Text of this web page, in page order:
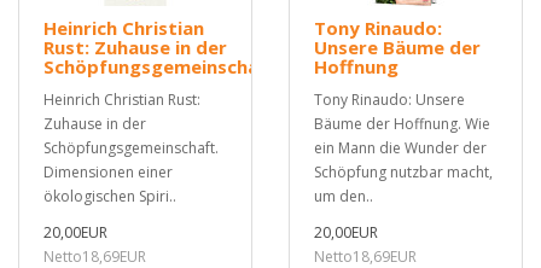
Heinrich Christian
Rust: Zuhause in der
Schöpfungsgemeinschaft
Heinrich Christian Rust:
Zuhause in der
Schöpfungsgemeinschaft.
Dimensionen einer
ökologischen Spiri..
20,00EUR
Netto18,69EUR
Tony Rinaudo:
Unsere Bäume der
Hoffnung
Tony Rinaudo: Unsere
Bäume der Hoffnung. Wie
ein Mann die Wunder der
Schöpfung nutzbar macht,
um den..
20,00EUR
Netto18,69EUR